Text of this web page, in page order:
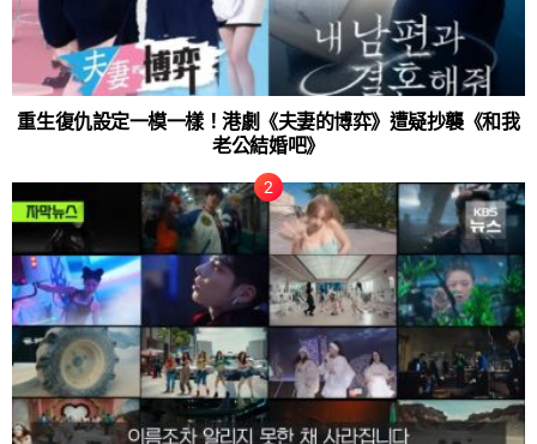
重生復仇設定一模一樣！港劇《夫妻的博弈》遭疑抄襲《和我
老公結婚吧》